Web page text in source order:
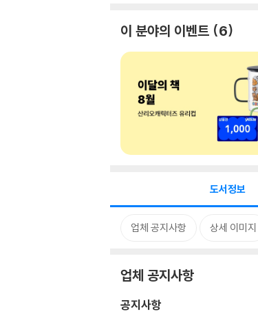
이 분야의 이벤트 6
도서정보
업체 공지사항 상세 이미지
업체 공지사항
공지사항